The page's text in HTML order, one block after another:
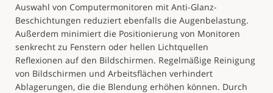
Auswahl von Computermonitoren mit Anti-Glanz-
Beschichtungen reduziert ebenfalls die Augenbelastung.
Außerdem minimiert die Positionierung von Monitoren
senkrecht zu Fenstern oder hellen Lichtquellen
Reflexionen auf den Bildschirmen. Regelmäßige Reinigung
von Bildschirmen und Arbeitsflächen verhindert
Ablagerungen, die die Blendung erhöhen können. Durch